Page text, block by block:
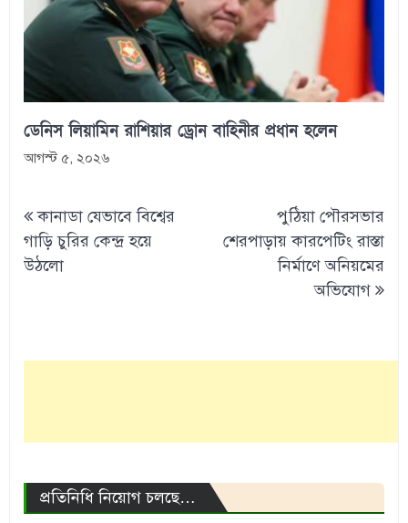
ডেনিস লিয়ামিন রাশিয়ার ড্রোন বাহিনীর প্রধান হলেন
আগস্ট ৫, ২০২৬
navigation
কানাডা যেভাবে বিশ্বের
গাড়ি চুরির কেন্দ্র হয়ে
উঠলো
পুঠিয়া পৌরসভার
শেরপাড়ায় কারপেটিং রাস্তা
নির্মাণে অনিয়মের
অভিযোগ
প্রতিনিধি নিয়োগ চলছে…